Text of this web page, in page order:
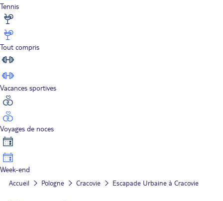
Tennis
Tout compris
Vacances sportives
Voyages de noces
Week-end
Accueil Pologne Cracovie Escapade Urbaine à Cracovie